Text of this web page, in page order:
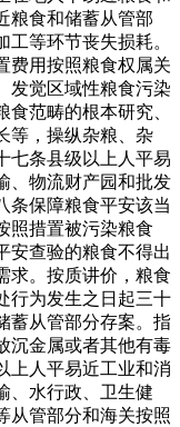
粮食和储蓄从管部
等环节丧失损耗。
费用按照粮食权属关
发觉区域性粮食污染
范畴的根本研究、
等，操纵杂粮、杂
七条县级以上人平易
、物流财产园和批发
条保障粮食平安该当
照措置被污染粮食
安查验的粮食不得出
求。按质讲价，粮食
行为发生之日起三十
蓄从管部分存案。指
沉金属或者其他有毒
上人平易近工业和消
、水行政、卫生健
从管部分和海关按照